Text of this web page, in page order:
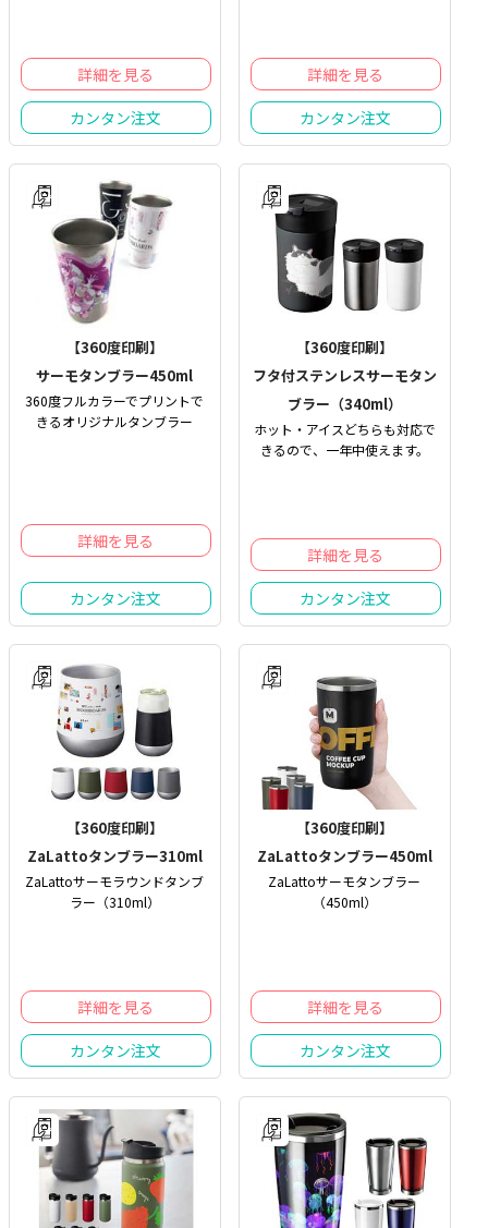
詳細を見る
カンタン注文
詳細を見る
カンタン注文
【360度印刷】
サーモタンブラー450ml
360度フルカラーでプリントで
きるオリジナルタンブラー
詳細を見る
カンタン注文
【360度印刷】
フタ付ステンレスサーモタン
ブラー（340ml）
ホット・アイスどちらも対応で
きるので、一年中使えます。
詳細を見る
カンタン注文
【360度印刷】
ZaLattoタンブラー310ml
ZaLattoサーモラウンドタンブ
ラー（310ml）
詳細を見る
カンタン注文
【360度印刷】
ZaLattoタンブラー450ml
ZaLattoサーモタンブラー
（450ml）
詳細を見る
カンタン注文